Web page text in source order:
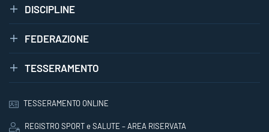
DISCIPLINE
FEDERAZIONE
TESSERAMENTO
TESSERAMENTO ONLINE
REGISTRO SPORT e SALUTE – AREA RISERVATA